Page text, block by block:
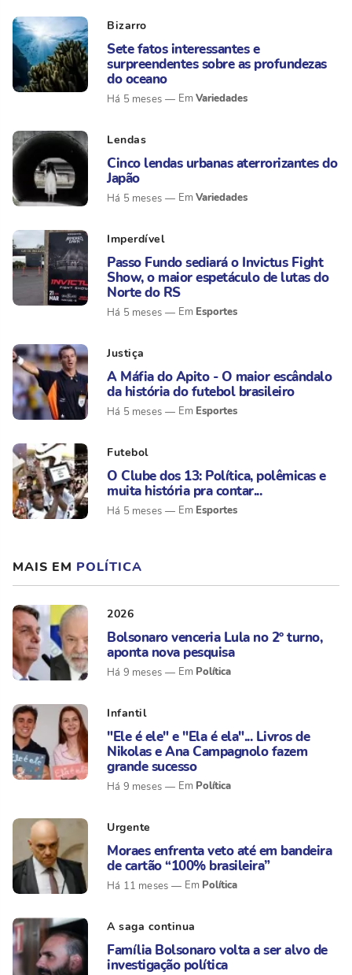
Bizarro
Sete fatos interessantes e
surpreendentes sobre as profundezas
do oceano
Há 5 meses Variedades
Lendas
Cinco lendas urbanas aterrorizantes do
Japão
Há 5 meses Variedades
Imperdível
Passo Fundo sediará o Invictus Fight
Show, o maior espetáculo de lutas do
Norte do RS
Há 5 meses Esportes
Justiça
A Máfia do Apito - O maior escândalo
da história do futebol brasileiro
Há 5 meses Esportes
Futebol
O Clube dos 13: Política, polêmicas e
muita história pra contar...
Há 5 meses Esportes
MAIS EM POLÍTICA
2026
Bolsonaro venceria Lula no 2º turno,
aponta nova pesquisa
Há 9 meses Política
Infantil
"Ele é ele" e "Ela é ela"... Livros de
Nikolas e Ana Campagnolo fazem
grande sucesso
Há 9 meses Política
Urgente
Moraes enfrenta veto até em bandeira
de cartão “100% brasileira”
Há 11 meses Política
A saga continua
Família Bolsonaro volta a ser alvo de
investigação política